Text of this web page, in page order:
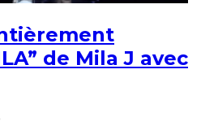
de Mila J avec